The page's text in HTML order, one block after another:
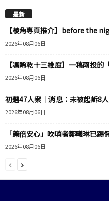
最新
【棱角專頁推介】before the
2026年08月06日
【馮睎乾十三維度】一稿兩投的
2026年08月06日
初選47人案｜消息：未被起訴8
2026年08月06日
「藥倍安心」吹哨者鄭曦琳已
2026年08月06日